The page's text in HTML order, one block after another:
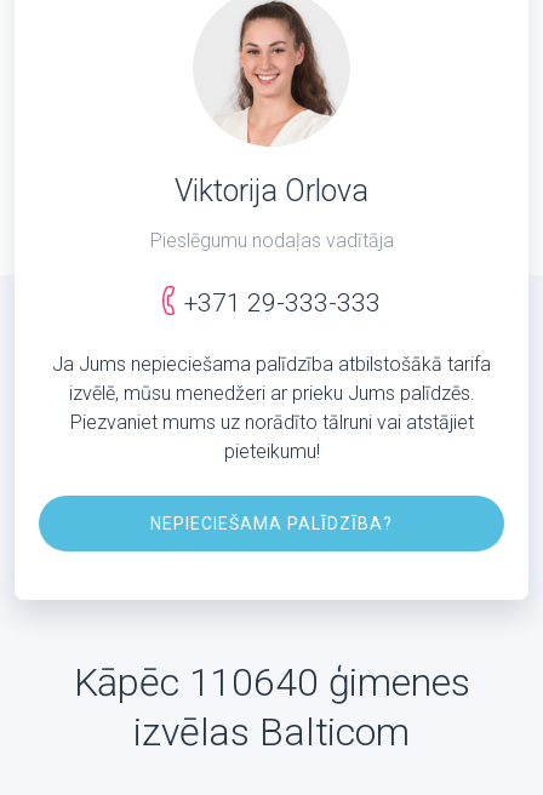
Viktorija Orlova
Pieslēgumu nodaļas vadītāja
+371 29-333-333
Ja Jums nepieciešama palīdzība atbilstošākā tarifa
izvēlē, mūsu menedžeri ar prieku Jums palīdzēs.
Piezvaniet mums uz norādīto tālruni vai atstājiet
pieteikumu!
NEPIECIEŠAMA PALĪDZĪBA?
Kāpēc 110640 ģimenes
izvēlas Balticom